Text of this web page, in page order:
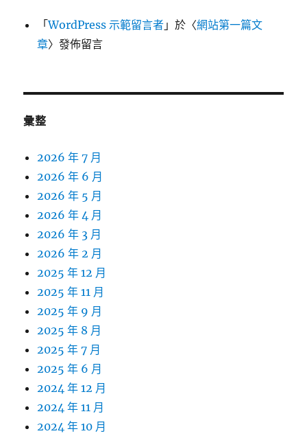
「WordPress 示範留言者 」於〈網站第一篇文
章〉發佈留言
彙整
2026 年 7 月
2026 年 6 月
2026 年 5 月
2026 年 4 月
2026 年 3 月
2026 年 2 月
2025 年 12 月
2025 年 11 月
2025 年 9 月
2025 年 8 月
2025 年 7 月
2025 年 6 月
2024 年 12 月
2024 年 11 月
2024 年 10 月